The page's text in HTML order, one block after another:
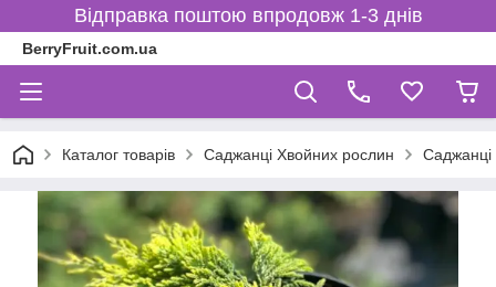
Відправка поштою впродовж 1-3 днів
BerryFruit.com.ua
Каталог товарів Саджанці Хвойних рослин Саджанці